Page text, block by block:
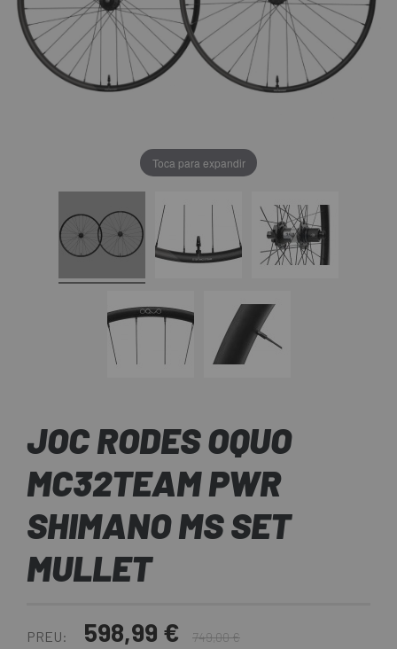
Toca para expandir
JOC RODES OQUO
MC32TEAM PWR
SHIMANO MS SET
MULLET
PREU: 598,99 € 749,00 €